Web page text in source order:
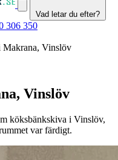
Vad letar du efter?
306 350
Vinslöv
Vinslöv
köksbänkskiva i Vinslöv,
var färdigt.